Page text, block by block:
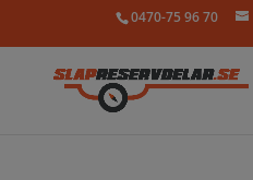
0470-75 96 70